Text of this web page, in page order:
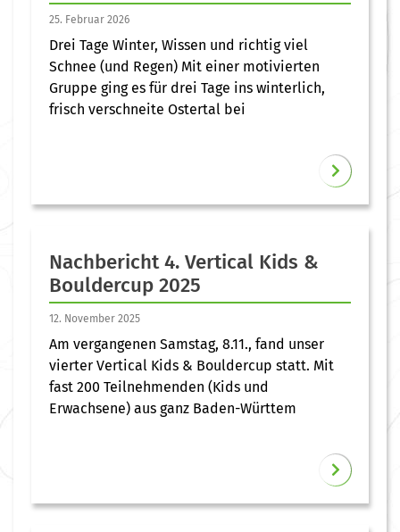
25. Februar 2026
Drei Tage Winter, Wissen und richtig viel
Schnee (und Regen) Mit einer motivierten
Gruppe ging es für drei Tage ins winterlich,
frisch verschneite Ostertal bei
Nachbericht 4. Vertical Kids &
Bouldercup 2025
12. November 2025
Am vergangenen Samstag, 8.11., fand unser
vierter Vertical Kids & Bouldercup statt. Mit
fast 200 Teilnehmenden (Kids und
Erwachsene) aus ganz Baden-Württem